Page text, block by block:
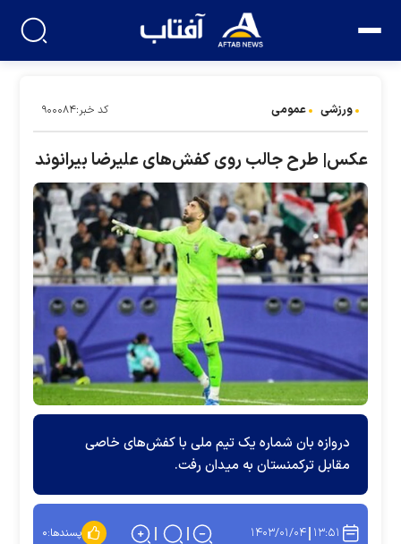
ورزشی عمومی کد خبر:۹۰۰۰۸۴
عکس| طرح جالب روی کفش‌های علیرضا بیرانوند
دروازه بان شماره یک تیم ملی با کفش‌های خاصی
مقابل ترکمنستان به میدان رفت.
۱۳:۵۱ ۱۴۰۳/۰۱/۰۴ پسندها:۰